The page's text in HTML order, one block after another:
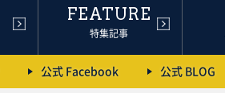
FEATURE
特集記事
公式 Facebook 公式 BLOG